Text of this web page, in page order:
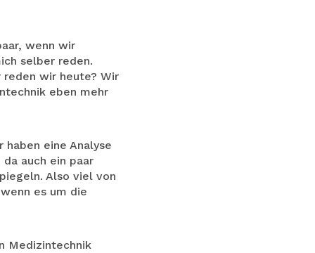
wenn wir
selber reden.
reden wir heute? Wir
eben mehr
eine Analyse
auch ein paar
Also viel von
es um die
Medizintechnik